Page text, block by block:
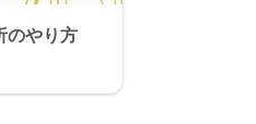
のやり方